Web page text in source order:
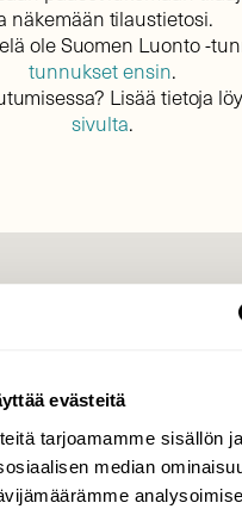
evästeitä
tarjoamamme sisällön
median
näkemään tilaustietosi.
ole Suomen Luonto -
tunnukset ensin.
Lisää tietoja
sivulta.
Tilaa
Äänestä
Tilaa uutiskirje